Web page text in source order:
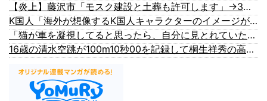
【炎上】藤沢市「モスク建設と土葬も許可します」→3万人の反対署名も却下
K国人「海外が想像するK国人キャラクターのイメージがこちら・・・」
「猫が車を凝視してると思ったら、自分に見とれていた…」（動画）
16歳の清水空跳が100m10秒00を記録して桐生祥秀の高校記録を更新、海外陸上競技ファンも大衝撃（海外の反応）